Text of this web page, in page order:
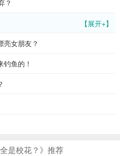
？
【展开+】
亮女朋友？
鱼的！
是校花？》推荐